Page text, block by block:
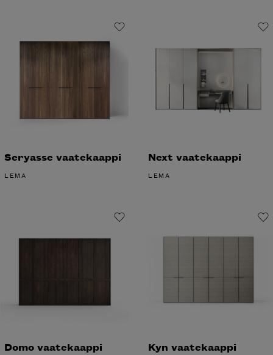
Seryasse vaatekaappi
LEMA
Next vaatekaappi
LEMA
Domo vaatekaappi Kyn vaatekaappi